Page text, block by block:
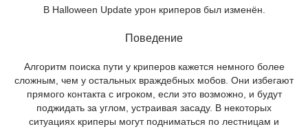
В Halloween Update урон криперов был изменён.
Поведение
Алгоритм поиска пути у криперов кажется немного более
сложным, чем у остальных враждебных мобов. Они избегают
прямого контакта с игроком, если это возможно, и будут
поджидать за углом, устраивая засаду. В некоторых
ситуациях криперы могут подниматься по лестницам и